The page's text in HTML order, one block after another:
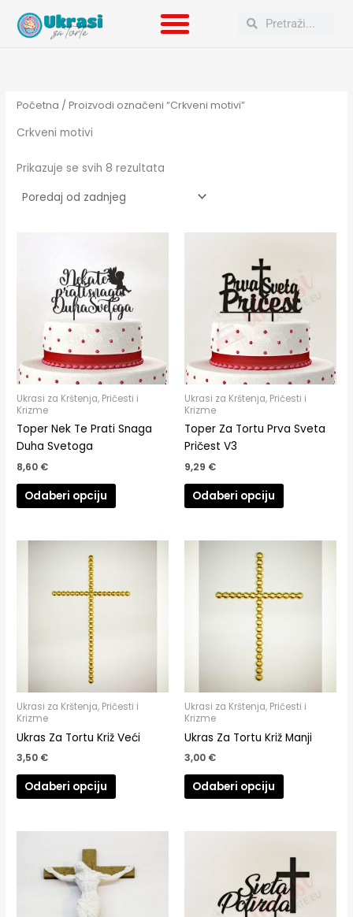
content
SearchSearch
Početna / Proizvodi označeni “Crkveni motivi”
Crkveni motivi
Prikazuje se svih 8 rezultata
po
najnovijem
Ukrasi za Krštenja, Pričesti i
Krizme
Toper Nek Te Prati Snaga
Duha Svetoga
8,60 €
Odaberi opciju
Ukrasi za Krštenja, Pričesti i
Krizme
Toper Za Tortu Prva Sveta
Pričest V3
9,29 €
Odaberi opciju
Ukrasi za Krštenja, Pričesti i
Krizme
Ukras Za Tortu Križ Veći
3,50 €
Odaberi opciju
Ukrasi za Krštenja, Pričesti i
Krizme
Ukras Za Tortu Križ Manji
3,00 €
Odaberi opciju